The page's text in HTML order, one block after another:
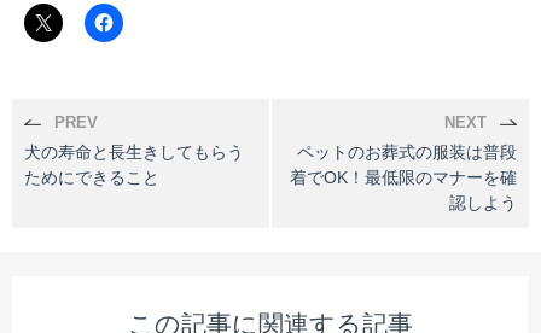
PREV
犬の寿命と長生きしてもらう
ためにできること
NEXT
ペットのお葬式の服装は普段
着でOK！最低限のマナーを確
認しよう
この記事に関連する記事